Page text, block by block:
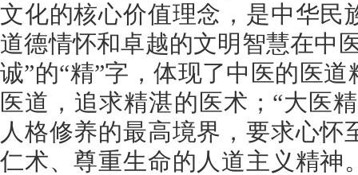
文化的核心价值理念，是中华民
道德情怀和卓越的文明智慧在中
诚”的“精”字，体现了中医的医
医道，追求精湛的医术；“大医
人格修养的最高境界，要求心
仁术、尊重生命的人道主义精神